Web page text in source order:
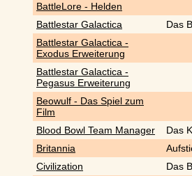
BattleLore - Helden
Battlestar Galactica
Das
Battlestar Galactica -
Exodus Erweiterung
Battlestar Galactica -
Pegasus Erweiterung
Beowulf - Das Spiel zum
Film
Blood Bowl Team Manager
Das
Britannia
Civilization
Das